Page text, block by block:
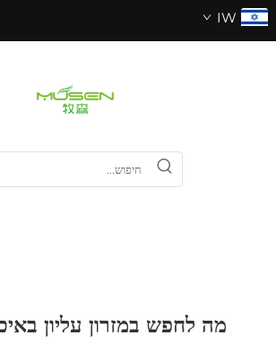
IW
מה לחפש במזרון עליון